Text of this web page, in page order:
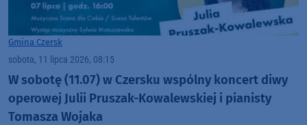
Gmina Czersk
sobota, 11 lipca 2026, 08:15
W sobotę (11.07) w Czersku wspólny koncert diwy
operowej Julii Pruszak-Kowalewskiej i pianisty
Tomasza Wojaka